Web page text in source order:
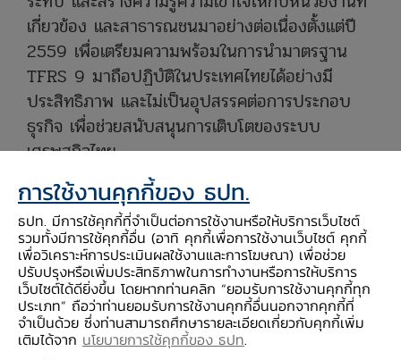
เกี่ยวข้อง และสาธารณชนมาอย่างต่อเนื่องตั้งแต่ปี
2559 เพื่อเตรียมความพร้อมในการนำมาตรฐาน
TFRS 9 มาถือปฏิบัติในประเทศไทยได้อย่างมี
ประสิทธิภาพ และไม่เป็นอุปสรรคต่อการประกอบ
ธุรกิจ เพื่อช่วยสนับสนุนการเติบโตของระบบ
เศรษฐกิจไทย
มาตรฐาน TFRS 9 ครั้งนี้ ได้ปรับเปลี่ยนหลักการ
เกี่ยวกับการจัดประเภทและการวัดมูลค่าของเครื่อง
มือทางการเงิน และการด้อยค่าของเครื่องมือ
ทางการเงิน โดยมีส่วนที่สำคัญ คือ การกันเงิน
สำรองเพื่อรองรับผลเสียหายที่อาจจะเกิดขึ้นจาก
สินทรัพย์และภาระผูกพัน เช่น เงินให้สินเชื่อ เงิน
ลงทุนในตราสารหนี้ สัญญาค้ำประกันทางการเงิน
วงเงินที่ยังไม่ได้เบิกใช้จากแนวคิดเดิมที่กันเงิน
การใช้งานคุกกี้ของ ธปท.
ธปท. มีการใช้คุกกี้ที่จำเป็นต่อการใช้งานหรือให้บริการเว็บไซต์
รวมทั้งมีการใช้คุกกี้อื่น (อาทิ คุกกี้เพื่อการใช้งานเว็บไซต์ คุกกี้
เพื่อวิเคราะห์การประเมินผลใช้งานและการโฆษณา) เพื่อช่วย
ปรับปรุงหรือเพิ่มประสิทธิภาพในการทำงานหรือการให้บริการ
เว็บไซต์ได้ดียิ่งขึ้น โดยหากท่านคลิก “ยอมรับการใช้งานคุกกี้ทุก
ประเภท” ถือว่าท่านยอมรับการใช้งานคุกกี้อื่นนอกจากคุกกี้ที่
จำเป็นด้วย ซึ่งท่านสามารถศึกษารายละเอียดเกี่ยวกับคุกกี้เพิ่ม
เติมได้จาก นโยบายการใช้คุกกี้ของ ธปท.